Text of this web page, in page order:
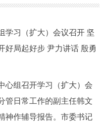
政策服务
习（扩大）会议召开 坚
好局起好步 尹力讲话 殷勇
组召开学习（扩大）会
管日常工作的副主任韩文
神作辅导报告。市委书记